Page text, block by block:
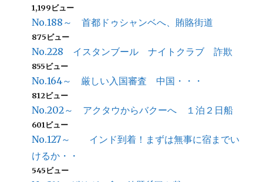
1,199ビュー
No.188～ 首都ドゥシャンベへ、賄賂街道
875ビュー
No.228 イスタンブール ナイトクラブ 詐欺
855ビュー
No.164～ 厳しい入国審査 中国・・・
812ビュー
No.202～ アクタウからバクーへ １泊２日船
601ビュー
No.127～ インド到着！まずは無事に宿までい
けるか・・
545ビュー